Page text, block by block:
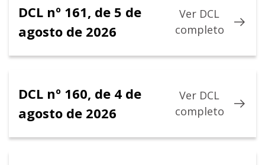
DCL nº 161, de 5 de
agosto de 2026
Ver DCL
completo
DCL nº 160, de 4 de
agosto de 2026
Ver DCL
completo